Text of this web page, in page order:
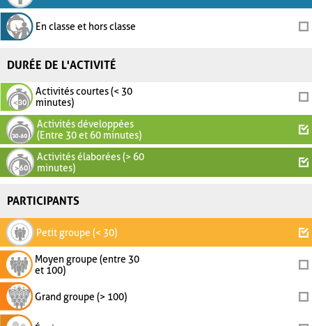
En classe et hors classe
DURÉE DE L'ACTIVITÉ
Activités courtes (< 30
minutes)
Activités développées
(Entre 30 et 60 minutes)
Activités élaborées (> 60
minutes)
PARTICIPANTS
Petit groupe (< 30)
Moyen groupe (entre 30
et 100)
Grand groupe (> 100)